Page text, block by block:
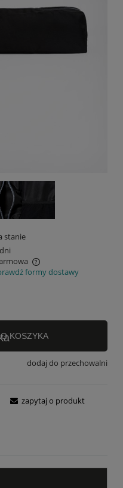
stanie
płatności
formy dostawy
KOSZYKA
dodaj do przechowalni
zapytaj o produkt